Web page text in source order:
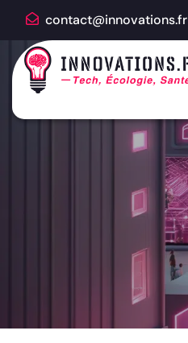
contact@innovations.fr